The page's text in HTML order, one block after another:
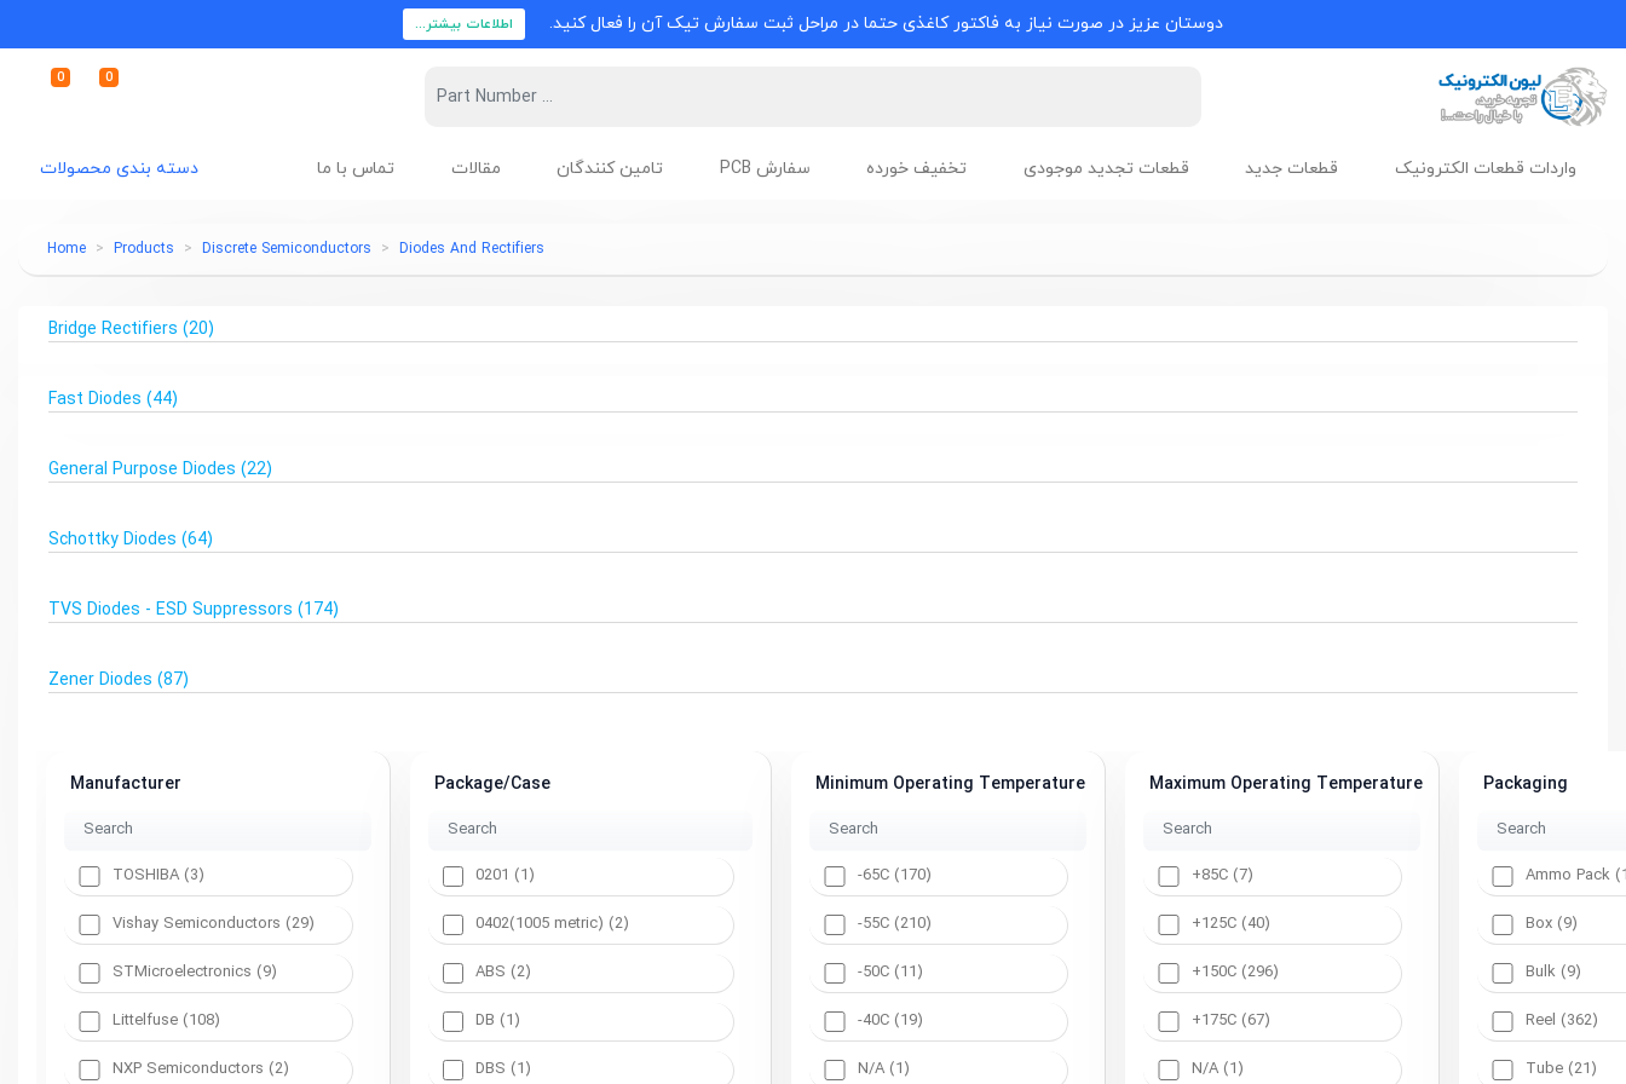
دوستان عزیز در صورت نیاز به فاکتور کاغذی حتما در مراحل ثبت سفارش تیک آن را فعال کنید. اطلاعات بیشتر...
0 0
دسته بندی محصولات واردات قطعات الکترونیک قطعات جدید قطعات تجدید موجودی تخفیف خورده سفارش PCB تامین کنندگان مقالات تماس با ما
Home Products Discrete Semiconductors Diodes And Rectifiers
Bridge Rectifiers (20)
Fast Diodes (44)
General Purpose Diodes (22)
Schottky Diodes (64)
TVS Diodes - ESD Suppressors (174)
Zener Diodes (87)
Manufacturer
TOSHIBA (3)
Vishay Semiconductors (29)
STMicroelectronics (9)
Littelfuse (108)
NXP Semiconductors (2)
Package/Case
0201 (1)
0402(1005 metric) (2)
ABS (2)
DB (1)
DBS (1)
Minimum Operating Temperature
-65C (170)
-55C (210)
-50C (11)
-40C (19)
N/A (1)
Maximum Operating Temperature
+85C (7)
+125C (40)
+150C (296)
+175C (67)
N/A (1)
Packaging
Ammo Pack
Box (9)
Bulk (9)
Reel (362)
Tube (21)